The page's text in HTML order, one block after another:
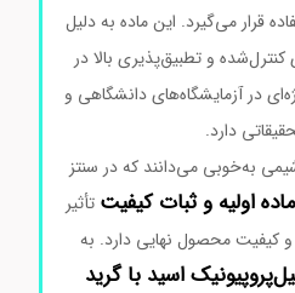
قرار می‌گیرد. این ماده به دلیل
و تطبیق‌پذیری بالا در
در آزمایشگاه‌های دانشگاهی و
دارد.
به‌خوبی می‌دانند که در سنتز
و ثبات کیفیتتأثیر
محصول نهایی دارد. به
اسید با گرید